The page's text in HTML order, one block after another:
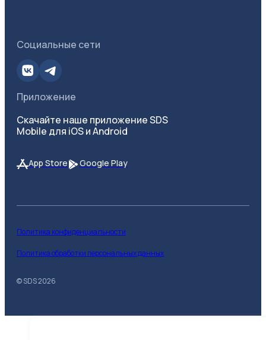
Социальные сети
Приложение
Скачайте наше приложение SDS
Mobile для iOS и Android
App Store Google Play
© SDS2026
Политика конфиденциальности
Политика обработки персональных данных